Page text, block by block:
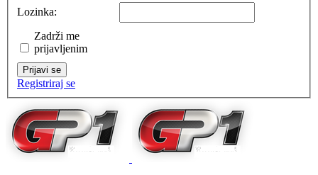
Lozinka:
Zadrži me
prijavljenim
Prijavi se
Registriraj se